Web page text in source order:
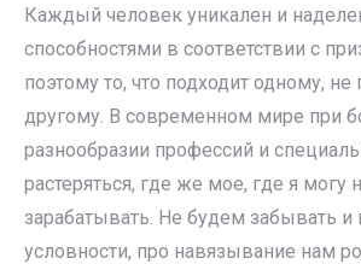
Каждый человек уникален и
способностями в соответствии с
поэтому то, что подходит одному, не
другому. В современном мире при
разнообразии профессий и
растеряться, где же мое, где я могу
зарабатывать. Не будем забывать
условности, про навязывание нам